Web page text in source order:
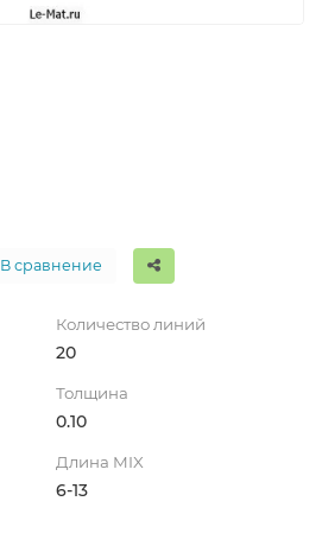
В сравнение
Количество линий
20
Толщина
0.10
Длина MIX
6-13